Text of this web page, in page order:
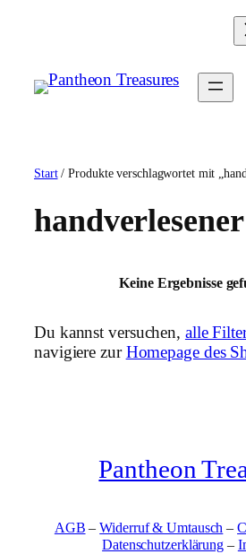
Start/ Produkte verschlagwortet mit
handverlesener
Keine Ergebnisse
Du kannst versuchen, alle
navigiere zur Homepage des
Pantheon
AGB –Widerruf & Umtausch –
Datenschutzerklärung –